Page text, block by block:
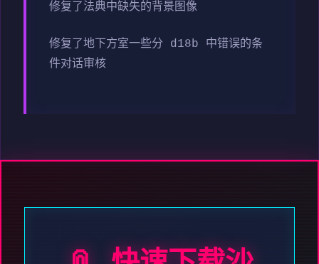
修复了法典中缺失的背景图像
修复了地下方室一些分 d18b 中错误的条
件对话审核